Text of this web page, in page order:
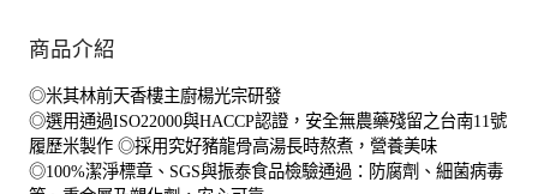
商品介紹
◎米其林前天香樓主廚楊光宗研發
◎選用通過ISO22000與HACCP認證，安全無農藥殘留之台南11號
履歷米製作 ◎採用究好豬龍骨高湯長時熬煮，營養美味
◎100%潔淨標章、SGS與振泰食品檢驗通過：防腐劑、細菌病毒